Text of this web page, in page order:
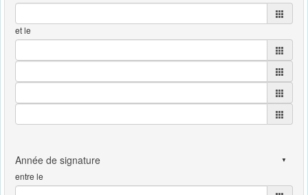
et le
entre le